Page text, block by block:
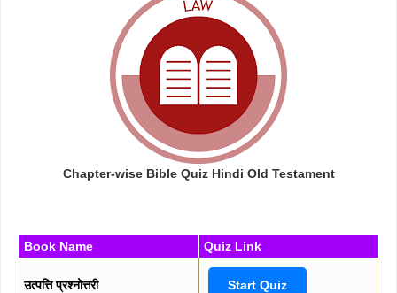
Chapter-wise Bible Quiz Hindi Old Testament
Book Name Quiz Link
उत्पत्ति प्रश्नोत्तरी Start Quiz